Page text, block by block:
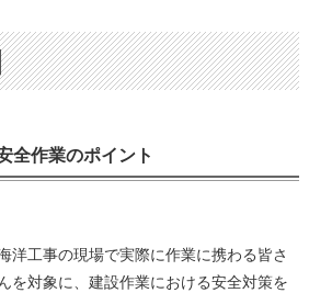
全作業のポイント
洋工事の現場で実際に作業に携わる皆さ
を対象に、建設作業における安全対策を